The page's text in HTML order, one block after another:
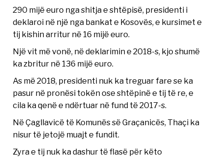
290 mijë euro nga shitja e shtëpisë, presidenti i
deklaroi në një nga bankat e Kosovës, e kursimet e
tij kishin arritur në 16 mijë euro.
Një vit më vonë, në deklarimin e 2018-s, kjo shumë
ka zbritur në 136 mijë euro.
As më 2018, presidenti nuk ka treguar fare se ka
pasur në pronësi tokën ose shtëpinë e tij të re, e
cila ka qenë e ndërtuar në fund të 2017-s.
Në Çagllavicë të Komunës së Graçanicës, Thaçi ka
nisur të jetojë muajt e fundit.
Zyra e tij nuk ka dashur të flasë për këto